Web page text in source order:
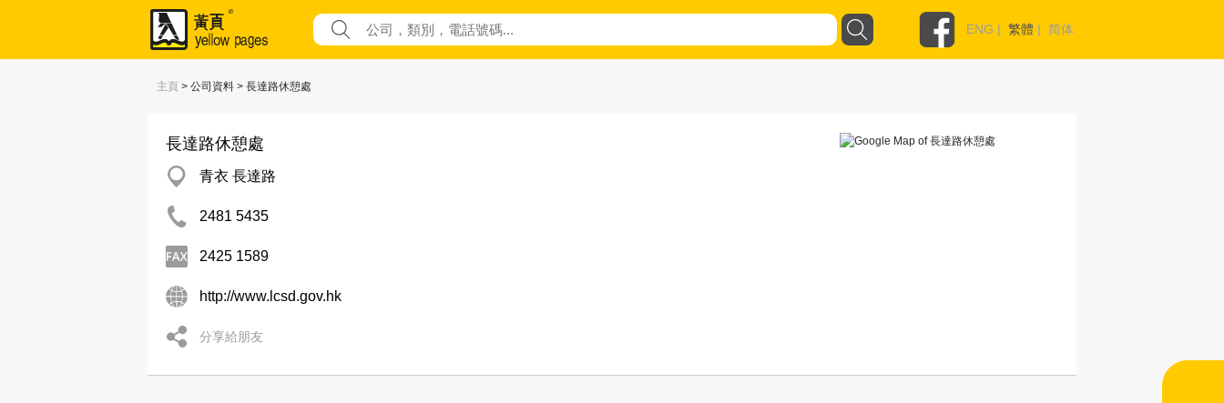
ENG | 繁體 | 简体
主頁 > 公司資料 > 長達路休憩處
長達路休憩處
青衣 長達路
2481 5435
2425 1589
http://www.lcsd.gov.hk
分享給朋友